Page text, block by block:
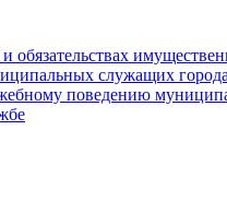
служащих
поведению